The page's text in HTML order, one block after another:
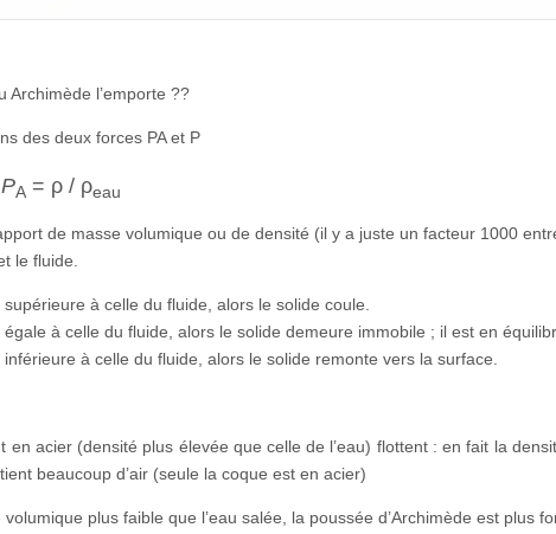
Archimède l’emporte ??
des deux forces PA et P
PA = ρ / ρeau
de masse volumique ou de densité (il y a juste un facteur 1000
le fluide.
à celle du fluide, alors le solide coule.
à celle du fluide, alors le solide demeure immobile ; il est en
à celle du fluide, alors le solide remonte vers la surface.
acier (densité plus élevée que celle de l’eau) flottent : en fait la
beaucoup d’air (seule la coque est en acier)
plus faible que l’eau salée, la poussée d’Archimède est plus